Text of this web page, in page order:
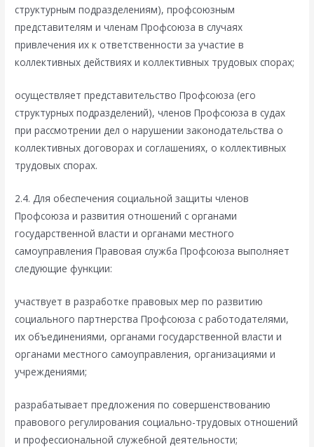
структурным подразделениям), профсоюзным
представителям и членам Профсоюза в случаях
привлечения их к ответственности за участие в
коллективных действиях и коллективных трудовых спорах;
осуществляет представительство Профсоюза (его
структурных подразделений), членов Профсоюза в судах
при рассмотрении дел о нарушении законодательства о
коллективных договорах и соглашениях, о коллективных
трудовых спорах.
2.4. Для обеспечения социальной защиты членов
Профсоюза и развития отношений с органами
государственной власти и органами местного
самоуправления Правовая служба Профсоюза выполняет
следующие функции:
участвует в разработке правовых мер по развитию
социального партнерства Профсоюза с работодателями,
их объединениями, органами государственной власти и
органами местного самоуправления, организациями и
учреждениями;
разрабатывает предложения по совершенствованию
правового регулирования социально-трудовых отношений
и профессиональной служебной деятельности;